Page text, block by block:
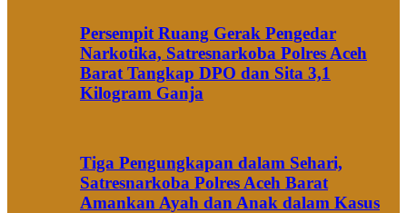
Persempit Ruang Gerak Pengedar
Narkotika, Satresnarkoba Polres Aceh
Barat Tangkap DPO dan Sita 3,1
Kilogram Ganja
Tiga Pengungkapan dalam Sehari,
Satresnarkoba Polres Aceh Barat
Amankan Ayah dan Anak dalam Kasus